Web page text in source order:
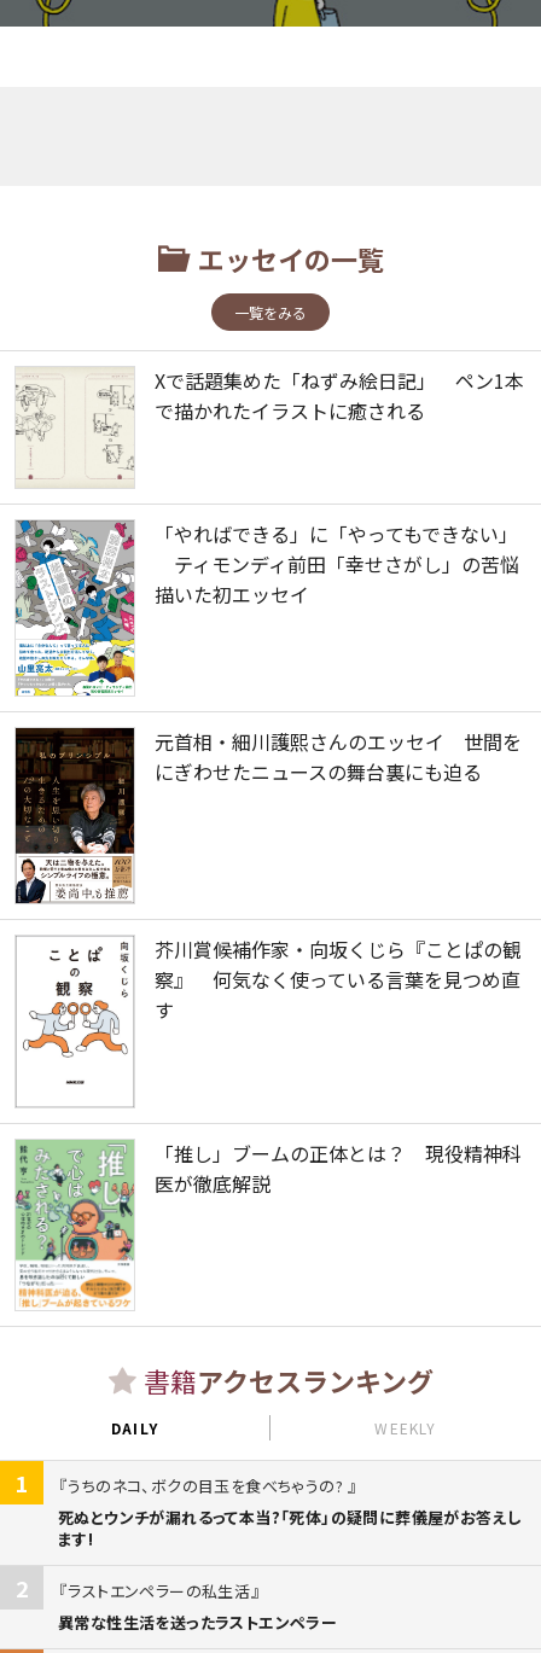
エッセイの一覧
一覧をみる
Xで話題集めた「ねずみ絵日記」 ペン1本
で描かれたイラストに癒される
「やればできる」に「やってもできない」
ティモンディ前田「幸せさがし」の苦悩
描いた初エッセイ
元首相・細川護熙さんのエッセイ 世間を
にぎわせたニュースの舞台裏にも迫る
芥川賞候補作家・向坂くじら『ことぱの観
察』 何気なく使っている言葉を見つめ直
す
「推し」ブームの正体とは？ 現役精神科
医が徹底解説
書籍アクセスランキング
DAILY WEEKLY
1
うちのネコ、ボクの目玉を食べちゃうの?
死ぬとウンチが漏れるって本当?「死体」の疑問に葬儀屋がお答えし
ます!
2
ラストエンペラーの私生活
異常な性生活を送ったラストエンペラー